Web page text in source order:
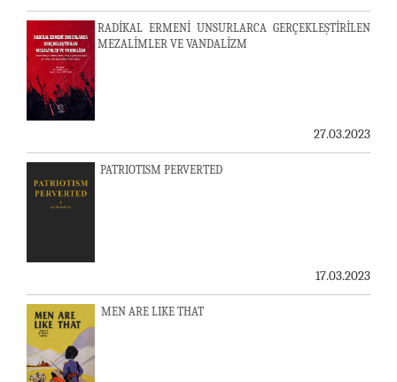
RADİKAL ERMENİ UNSURLARCA GERÇEKLEŞTİRİLEN
MEZALİMLER VE VANDALİZM
27.03.2023
PATRIOTISM PERVERTED
17.03.2023
MEN ARE LIKE THAT